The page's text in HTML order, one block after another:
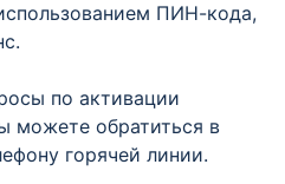
ПИН-кода,
по активации
можете обратиться в
горячей линии.